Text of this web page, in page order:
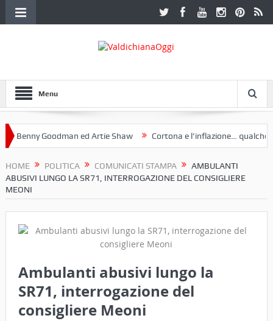
Menu
Goodman ed Artie Shaw Cortona e l’inflazione… qualche
HOME POLITICA COMUNICATI STAMPA
AMBULANTI
ABUSIVI LUNGO LA SR71, INTERROGAZIONE DEL CONSIGLIERE
MEONI
Ambulanti abusivi lungo la
SR71, interrogazione del
consigliere Meoni